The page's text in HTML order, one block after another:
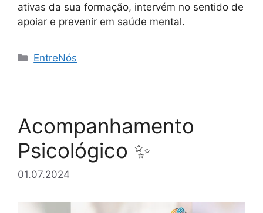
ativas da sua formação, intervém no sentido de
apoiar e prevenir em saúde mental.
Categorias
EntreNós
Acompanhamento
Psicológico ✨
01.07.2024